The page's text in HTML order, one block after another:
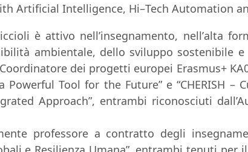
Artificial Intelligence, Hi–Tech Automation
è attivo nell’insegnamento, nell’alta
ambientale, dello sviluppo sostenibile e
dei progetti europei Erasmus+
Powerful Tool for the Future” e “CHERISH –
Approach”, entrambi riconosciuti
professore a contratto degli